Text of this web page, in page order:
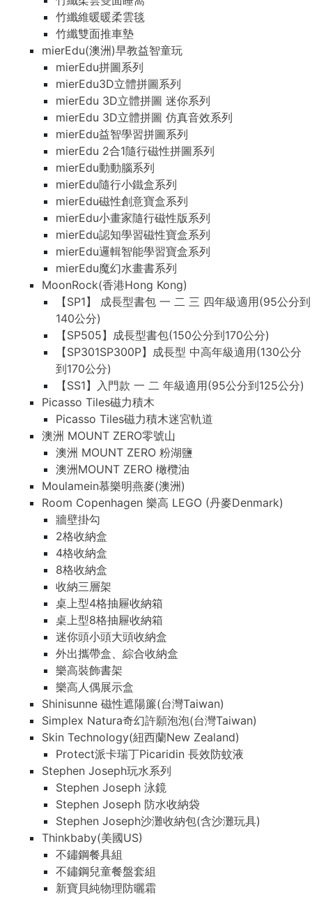
竹纖維暖暖柔雲毯
竹纖雙面推車墊
mierEdu(澳洲)早教益智童玩
mierEdu拼圖系列
mierEdu3D立體拼圖系列
mierEdu 3D立體拼圖 迷你系列
mierEdu 3D立體拼圖 仿真音效系列
mierEdu益智學習拼圖系列
mierEdu 2合1隨行磁性拼圖系列
mierEdu動動腦系列
mierEdu隨行小鐵盒系列
mierEdu磁性創意寶盒系列
mierEdu小畫家隨行磁性版系列
mierEdu認知學習磁性寶盒系列
mierEdu邏輯智能學習寶盒系列
mierEdu魔幻水畫書系列
MoonRock(香港Hong Kong)
【SP1】 成長型書包 一 二 三 四年級適用(95公分到
140公分)
【SP505】成長型書包(150公分到170公分)
【SP301SP300P】成長型 中高年級適用(130公分
到170公分)
【SS1】入門款 一 二 年級適用(95公分到125公分)
Picasso Tiles磁力積木
Picasso Tiles磁力積木迷宮軌道
澳洲 MOUNT ZERO零號山
澳洲 MOUNT ZERO 粉湖鹽
澳洲MOUNT ZERO 橄欖油
Moulamein慕樂明燕麥(澳洲)
Room Copenhagen 樂高 LEGO (丹麥Denmark)
牆壁掛勾
2格收納盒
4格收納盒
8格收納盒
收納三層架
桌上型4格抽屜收納箱
桌上型8格抽屜收納箱
迷你頭小頭大頭收納盒
外出攜帶盒、綜合收納盒
樂高裝飾書架
樂高人偶展示盒
Shinisunne 磁性遮陽簾(台灣Taiwan)
Simplex Natura奇幻許願泡泡(台灣Taiwan)
Skin Technology(紐西蘭New Zealand)
Protect派卡瑞丁Picaridin 長效防蚊液
Stephen Joseph玩水系列
Stephen Joseph 泳鏡
Stephen Joseph 防水收納袋
Stephen Joseph沙灘收納包(含沙灘玩具)
Thinkbaby(美國US)
不鏽鋼餐具組
不鏽鋼兒童餐盤套組
新寶貝純物理防曬霜